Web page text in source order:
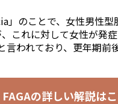
」のことで、女性男性
これに対して女性が発
われており、更年期前
FAGAの詳しい解説は